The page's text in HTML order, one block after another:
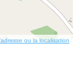
ou la localisation